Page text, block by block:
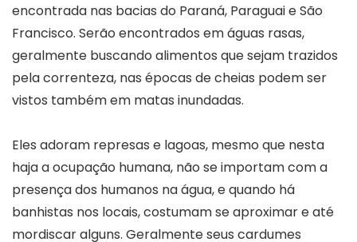
encontrada nas bacias do Paraná, Paraguai e São
Francisco. Serão encontrados em águas rasas,
geralmente buscando alimentos que sejam trazidos
pela correnteza, nas épocas de cheias podem ser
vistos também em matas inundadas.
Eles adoram represas e lagoas, mesmo que nesta
haja a ocupação humana, não se importam com a
presença dos humanos na água, e quando há
banhistas nos locais, costumam se aproximar e até
mordiscar alguns. Geralmente seus cardumes